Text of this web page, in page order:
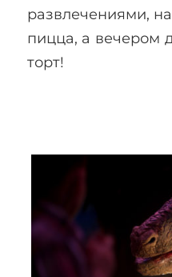
развлечениями,
пицца, а вечером
торт!